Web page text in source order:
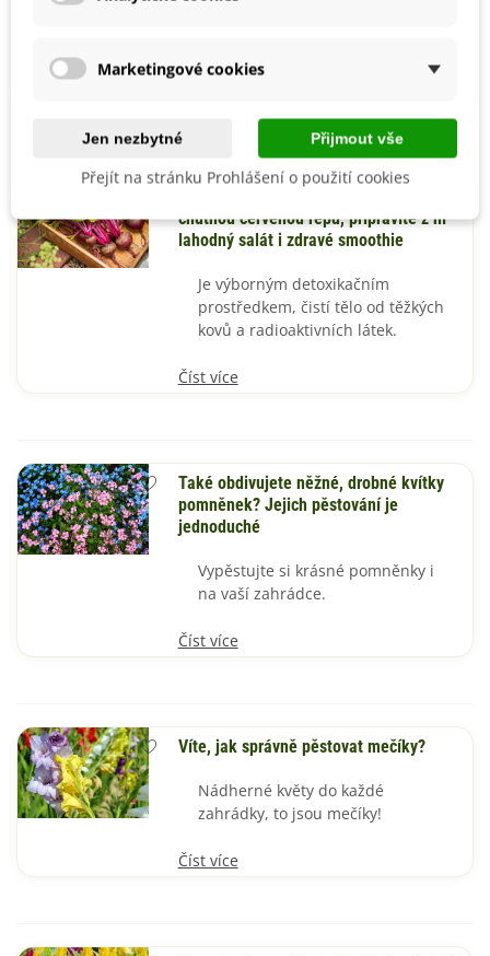
chutnou červenou řepu, připravíte z ní
lahodný salát i zdravé smoothie
Je výborným detoxikačním
prostředkem, čistí tělo od těžkých
kovů a radioaktivních látek.
Číst více
Také obdivujete něžné, drobné kvítky
pomněnek? Jejich pěstování je
jednoduché
Vypěstujte si krásné pomněnky i
na vaší zahrádce.
Číst více
Víte, jak správně pěstovat mečíky?
Nádherné květy do každé
zahrádky, to jsou mečíky!
Číst více
Marketingové cookies
Jen nezbytné Přijmout vše
Přejít na stránku Prohlášení o použití cookies